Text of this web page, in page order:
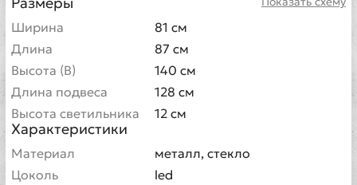
Ширина
81 см
Длина
87 см
Высота (В)
140 см
Длина подвеса
128 см
Высота светильника
12 см
Характеристики
Материал
металл, стекло
Цоколь
led